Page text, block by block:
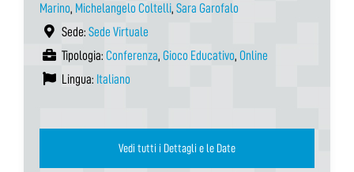
Marino, Michelangelo Coltelli, Sara Garofalo
Sede: Sede Virtuale
Tipologia: Conferenza, Gioco Educativo, Online
Lingua: Italiano
Vedi tutti i Dettagli e le Date